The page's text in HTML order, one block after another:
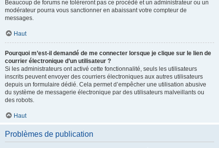
Beaucoup de forums ne toléreront pas ce procédé et un administrateur ou un
modérateur pourra vous sanctionner en abaissant votre compteur de
messages.
Haut
Pourquoi m’est-il demandé de me connecter lorsque je clique sur le lien de
courrier électronique d’un utilisateur ?
Si les administrateurs ont activé cette fonctionnalité, seuls les utilisateurs
inscrits peuvent envoyer des courriers électroniques aux autres utilisateurs
depuis un formulaire dédié. Cela permet d’empêcher une utilisation abusive
du système de messagerie électronique par des utilisateurs malveillants ou
des robots.
Haut
Problèmes de publication